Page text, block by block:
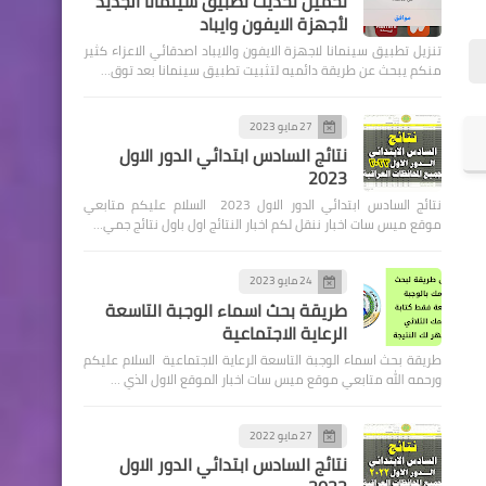
لأجهزة الايفون وايباد
تنزيل تطبيق سينمانا لاجهزة الايفون والايباد اصدقائي الاعزاء كثير
منكم يبحث عن طريقة دائميه لتثبيت تطبيق سينمانا بعد توق…
27 مايو 2023
نتائج السادس ابتدائي الدور الاول
2023
نتائج السادس ابتدائي الدور الاول 2023 السلام عليكم متابعي
موقع ميس سات اخبار ننقل لكم اخبار النتائج اول باول نتائج جمي…
24 مايو 2023
طريقة بحث اسماء الوجبة التاسعة
الرعاية الاجتماعية
طريقة بحث اسماء الوجبة التاسعة الرعاية الاجتماعية السلام عليكم
ورحمه الله متابعي موقع ميس سات اخبار الموقع الاول الذي …
27 مايو 2022
نتائج السادس ابتدائي الدور الاول
قطع الاراضي
اجراءات قطع الاراضي ضمن
مبادرة داري في البلدية
اخبار الطقس
مساء الاربعاء